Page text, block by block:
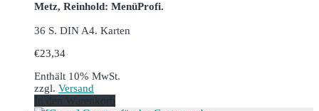
Metz, Reinhold: MenüProfi.
36 S. DIN A4. Karten
€23,34
Enthält 10% MwSt.
zzgl. Versand
In den Warenkorb